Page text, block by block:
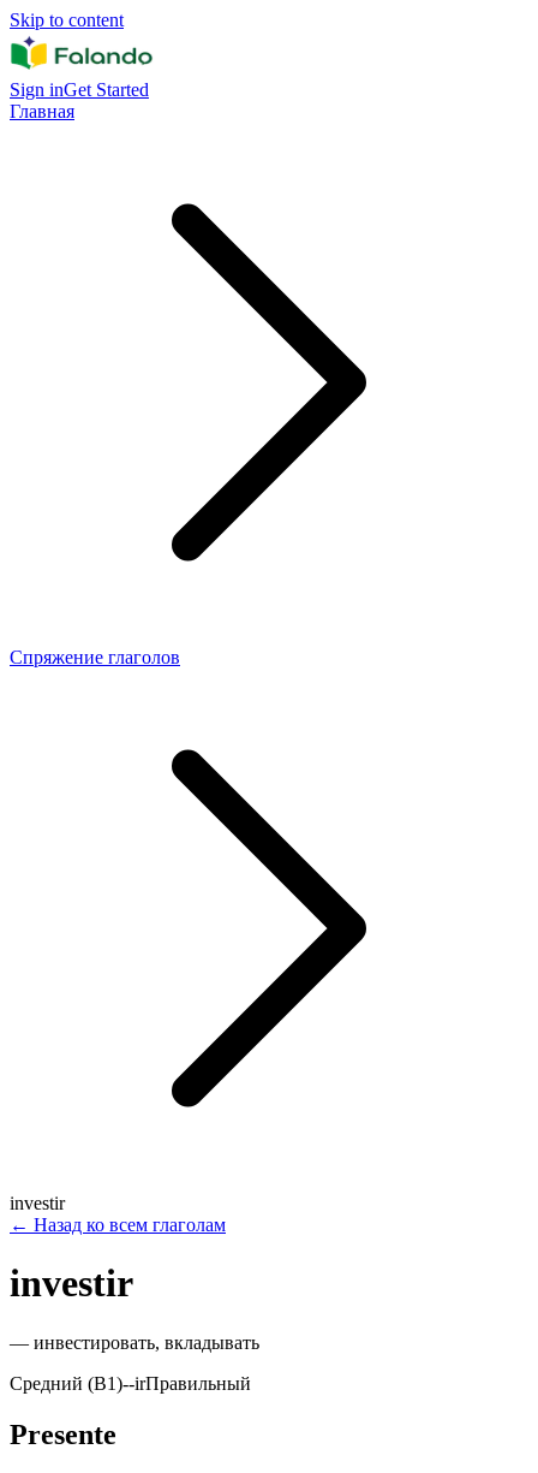
Skip to content
Sign inGet Started
Главная
Спряжение глаголов
investir
← Назад ко всем глаголам
investir
— инвестировать, вкладывать
Средний (B1)--irПравильный
Presente